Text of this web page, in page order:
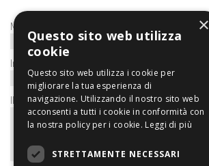
Nome/Ragione Sociale*
Indirizzo e-mail
Il tuo messaggio
×
Questo sito web utilizza
cookie
Questo sito web utilizza i cookie per
migliorare la tua esperienza di
navigazione. Utilizzando il nostro sito web
acconsenti a tutti i cookie in conformità con
la nostra policy per i cookie. Leggi di più
STRETTAMENTE NECESSARI